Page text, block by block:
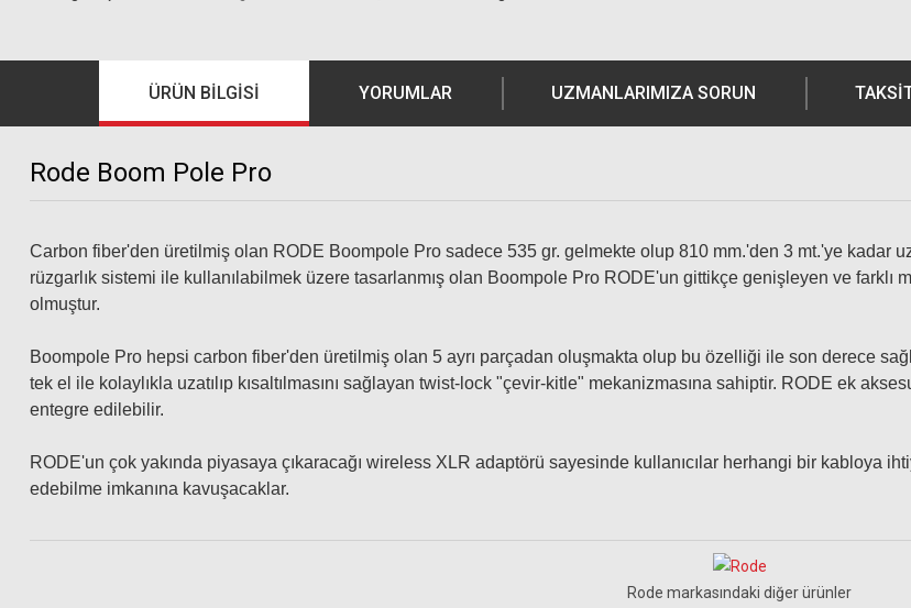
ÜRÜN BILGISI YORUMLAR UZMANLARIMIZA SORUN
Rode Boom Pole Pro
Carbon fiber'den üretilmiş olan RODE Boompole Pro sadece 535 gr. gelmekte olup 810 mm.'den 3 mt.'ye kadar
rüzgarlık sistemi ile kullanılabilmek üzere tasarlanmış olan Boompole Pro RODE'un gittikçe genişleyen ve
olmuştur.
Boompole Pro hepsi carbon fiber'den üretilmiş olan 5 ayrı parçadan oluşmakta olup bu özelliği ile son derece
tek el ile kolaylıkla uzatılıp kısaltılmasını sağlayan twist-lock "çevir-kitle" mekanizmasına sahiptir. RODE ek
entegre edilebilir.
RODE'un çok yakında piyasaya çıkaracağı wireless XLR adaptörü sayesinde kullanıcılar herhangi bir kabloya
edebilme imkanına kavuşacaklar.
Rode markasındaki diğer ürünler